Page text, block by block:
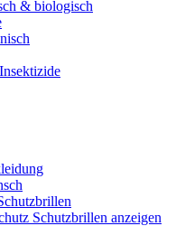
& biologisch
Schutzbrillen anzeigen